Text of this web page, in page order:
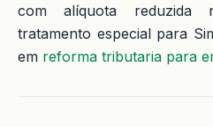
com alíquota reduzida
tratamento especial para
em reforma tributaria para